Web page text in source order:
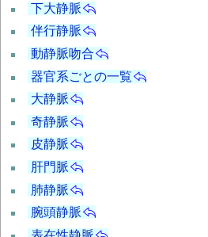
下大静脈
伴行静脈
動静脈吻合
器官系ごとの一覧
大静脈
奇静脈
皮静脈
肝門脈
肺静脈
腕頭静脈